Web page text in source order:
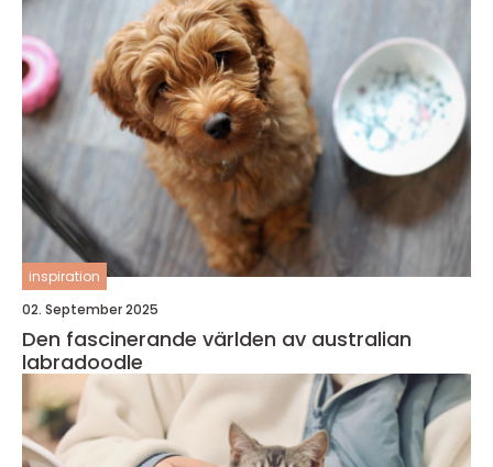
inspiration
02. September 2025
Den fascinerande världen av australian
labradoodle